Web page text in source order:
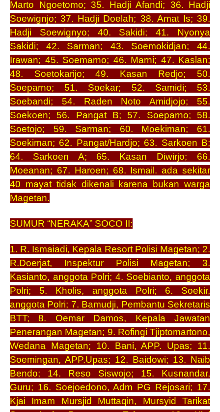
Marto Ngoetomo; 35. Hadji Afandi; 36. Hadji
Soewignjo; 37. Hadji Doelah; 38. Amat Is; 39.
Hadji Soewignyo; 40. Sakidi; 41. Nyonya
Sakidi; 42. Sarman; 43. Soemokidjan; 44.
Irawan; 45. Soemarno; 46. Marni; 47. Kaslan;
48. Soetokarijo; 49. Kasan Redjo; 50.
Soeparno; 51. Soekar; 52. Samidi; 53.
Soebandi; 54. Raden Noto Amidjojo; 55.
Soekoen; 56. Pangat B; 57. Soeparno; 58.
Soetojo; 59. Sarman; 60. Moekiman; 61.
Soekiman; 62. Pangat/Hardjo; 63. Sarkoen B;
64. Sarkoen A; 65. Kasan Diwirjo; 66.
Moeanan; 67. Haroen; 68. Ismail. ada sekitar
40 mayat tidak dikenali karena bukan warga
Magetan.
SUMUR “NERAKA” SOCO II:
1. R. Ismaiadi, Kepala Resort Polisi Magetan; 2.
R.Doerjat, Inspektur Polisi Magetan; 3.
Kasianto, anggota Polri; 4. Soebianto, anggota
Polri; 5. Kholis, anggota Polri; 6. Soekir,
anggota Polri; 7. Bamudji, Pembantu Sekretaris
BTT; 8. Oemar Damos, Kepala Jawatan
Penerangan Magetan; 9. Rofingi Tjiptomartono,
Wedana Magetan; 10. Bani, APP. Upas; 11.
Soemingan, APP.Upas; 12. Baidowi; 13. Naib
Bendo; 14. Reso Siswojo; 15. Kusnandar,
Guru; 16. Soejoedono, Adm PG Rejosari; 17.
Kjai Imam Mursjid Muttaqin, Mursyid Tarikat